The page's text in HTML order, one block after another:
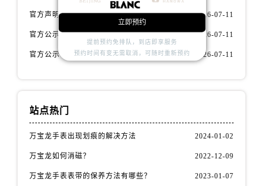
辽宁省沈阳市沈河区中街路83号亨得利名表维修授权店1楼万国售后服务中心（需提前预约）
官方声明｜万宝龙2026年7月中国专柜客户服务电话核验，专柜信息准确 2026-07-11
官方公示｜万宝龙2026年7月中国区专柜客服热线已更新，专柜信息全公开 2026-07-11
官方公示｜万宝龙2026年7月中国专柜服务热线升级公告（附专柜信息） 2026-07-11
站点热门
万宝龙手表出现划痕的解决方法 2024-01-02
万宝龙如何消磁？ 2022-12-09
万宝龙手表表带的保养方法有哪些？ 2023-01-07
立即预约
提前预约免排队，到店即享服务
预约时间有变无需取消，可随时重新预约